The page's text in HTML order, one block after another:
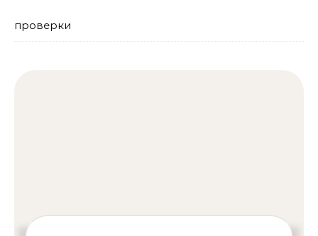
проверки